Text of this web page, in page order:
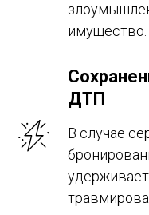
имущество.
ДТП
В случае